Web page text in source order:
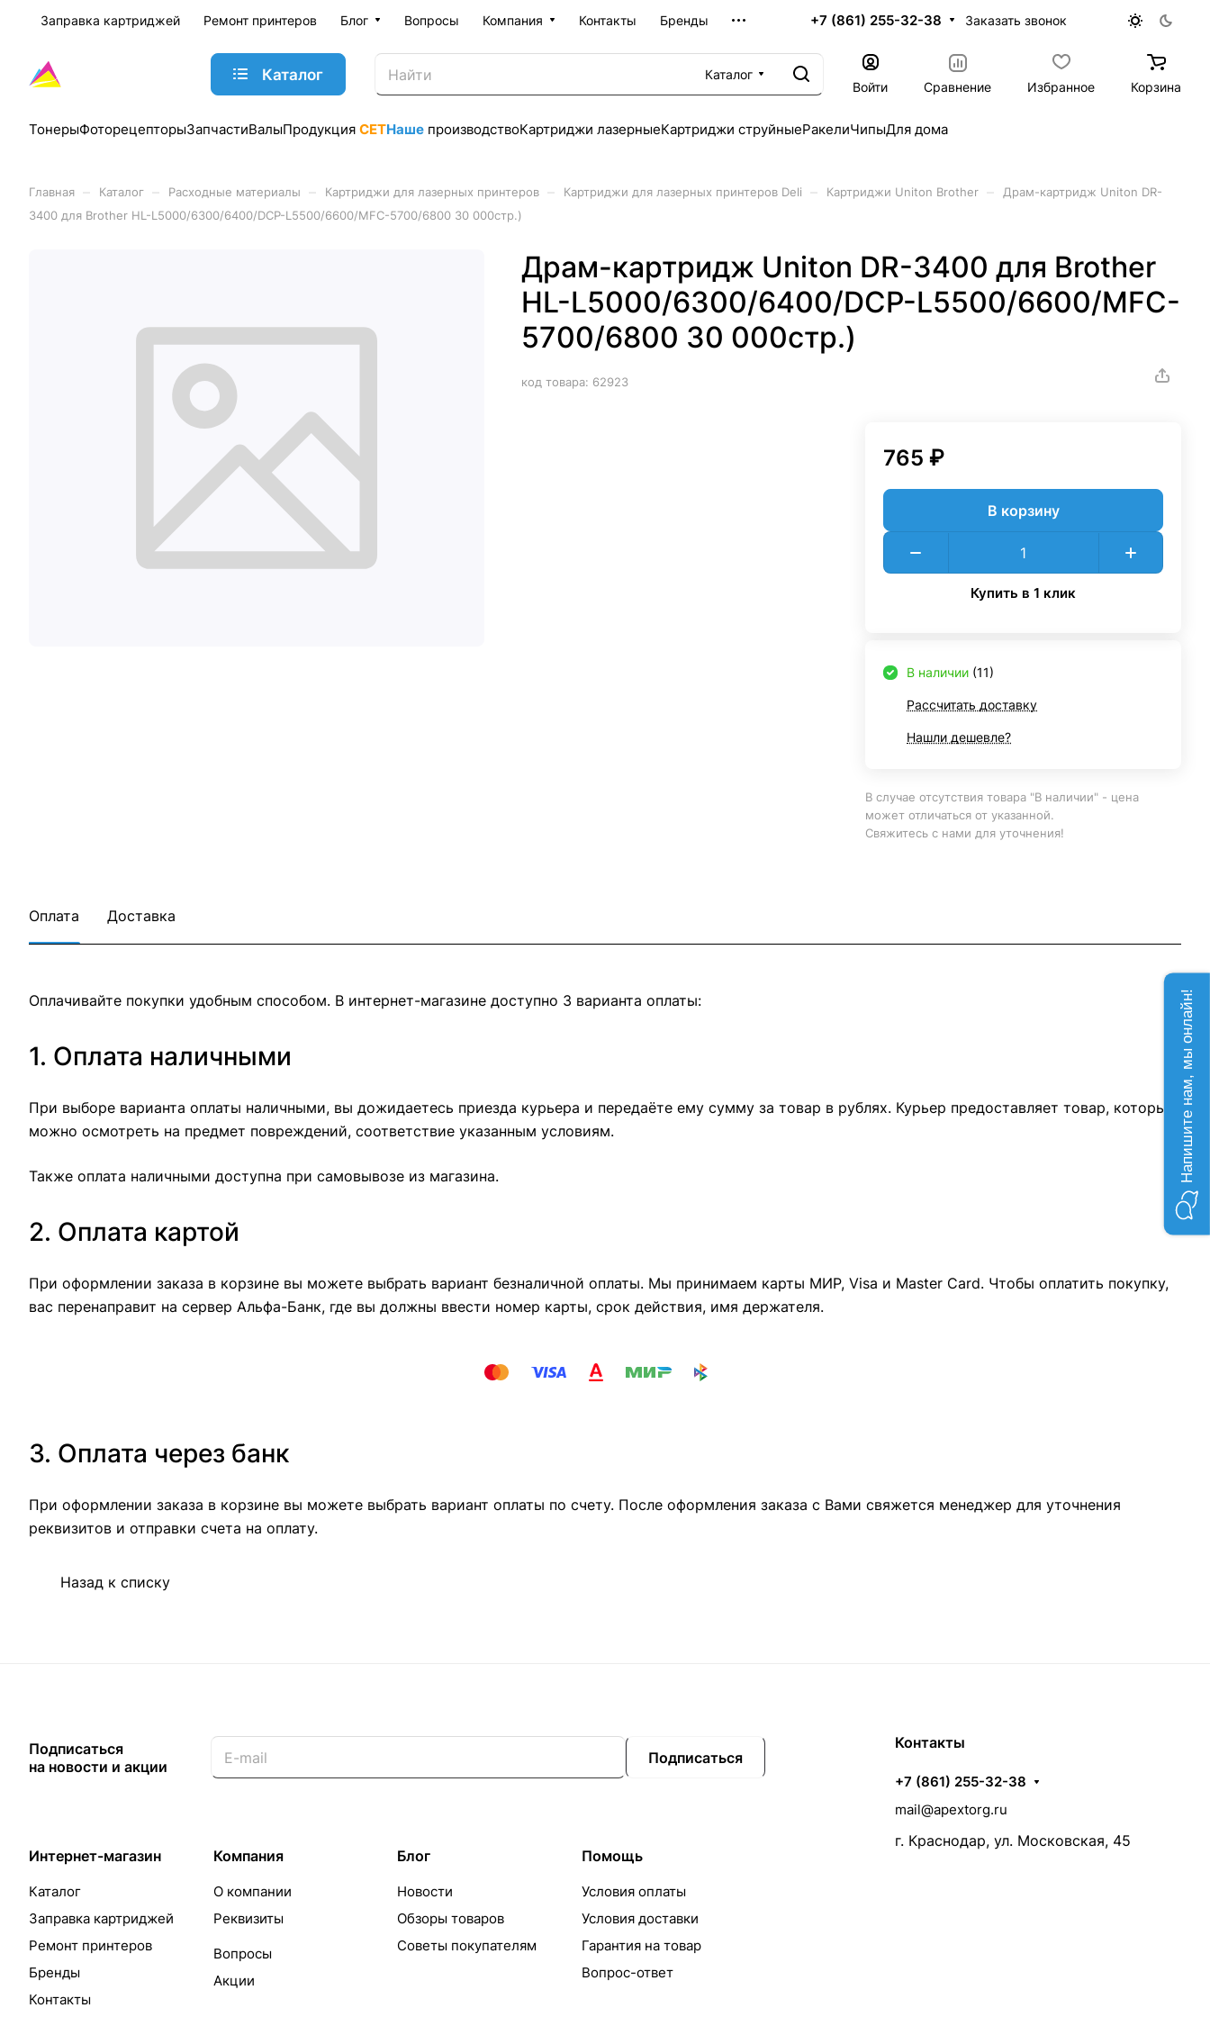
Заправка картриджей Ремонт принтеров Блог Вопросы Компания Контакты Бренды +7 (861) 255-32-38 Заказать звонок
Каталог
Каталог
Войти
Сравнение Избранное Корзина
ТонерыФоторецепторыЗапчастиВалыПродукция CETНаше производствоКартриджи лазерныеКартриджи струйныеРакелиЧипыДля дома
Главная Каталог Расходные материалы Картриджи для лазерных принтеров Картриджи для лазерных принтеров Deli Картриджи Uniton Brother
Драм-картридж Uniton DR-
3400 для Brother HL-L5000/6300/6400/DCP-L5500/6600/MFC-5700/6800 30 000стр.)
Драм-картридж Uniton DR-3400 для Brother
HL-L5000/6300/6400/DCP-L5500/6600/MFC-
5700/6800 30 000стр.)
код товара: 62923
765 ₽
В корзину
Купить в 1 клик
В наличии (11)
Рассчитать доставку
Нашли дешевле?
В случае отсутствия товара "В наличии" - цена
может отличаться от указанной.
Свяжитесь с нами для уточнения!
Оплата Доставка
Оплачивайте покупки удобным способом. В интернет-магазине доступно 3 варианта оплаты:
1. Оплата наличными
При выборе варианта оплаты наличными, вы дожидаетесь приезда курьера и передаёте ему сумму за товар в рублях. Курьер предоставляет товар, который
можно осмотреть на предмет повреждений, соответствие указанным условиям.
Также оплата наличными доступна при самовывозе из магазина.
2. Оплата картой
При оформлении заказа в корзине вы можете выбрать вариант безналичной оплаты. Мы принимаем карты МИР, Visa и Master Card. Чтобы оплатить покупку,
вас перенаправит на сервер Альфа-Банк, где вы должны ввести номер карты, срок действия, имя держателя.
3. Оплата через банк
При оформлении заказа в корзине вы можете выбрать вариант оплаты по счету. После оформления заказа с Вами свяжется менеджер для уточнения
реквизитов и отправки счета на оплату.
Назад к списку
Подписаться
на новости и акции
Подписаться
Интернет-магазин
Каталог
Заправка картриджей
Ремонт принтеров
Бренды
Контакты
Компания
О компании
Реквизиты
Вопросы
Акции
Блог
Новости
Обзоры товаров
Советы покупателям
Помощь
Условия оплаты
Условия доставки
Гарантия на товар
Вопрос-ответ
Контакты
+7 (861) 255-32-38
mail@apextorg.ru
г. Краснодар, ул. Московская, 45
Напишите нам, мы онлайн!